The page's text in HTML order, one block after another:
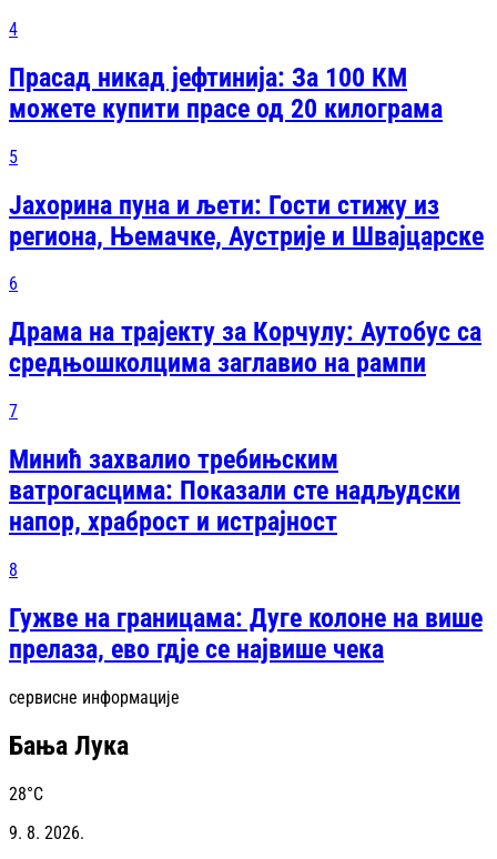
4
Прасад никад јефтинија: За 100 КМ
можете купити прасе од 20 килограма
5
Јахорина пуна и љети: Гости стижу из
региона, Њемачке, Аустрије и Швајцарске
6
Драма на трајекту за Корчулу: Аутобус са
средњошколцима заглавио на рампи
7
Минић захвалио требињским
ватрогасцима: Показали сте надљудски
напор, храброст и истрајност
8
Гужве на границама: Дуге колоне на више
прелаза, ево гдје се највише чека
сервисне информације
Бања Лука
28°C
9. 8. 2026.